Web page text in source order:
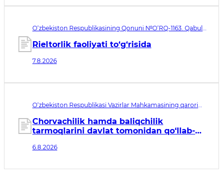
O‘zbekiston Respublikasining Qonuni №O‘RQ-1163. Qabul
Rieltorlik faoliyati to‘g‘risida
7.8.2026
O‘zbekiston Respublikasi Vazirlar Mahkamasining qarori
sanasi 07.08.2026
Chorvachilik hamda baliqchilik
tarmoqlarini davlat tomonidan qo‘llab-
tadbirlari to‘g‘risida
6.8.2026